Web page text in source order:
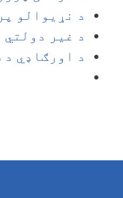
د نړیوالو
د غیر
د اورګاډي